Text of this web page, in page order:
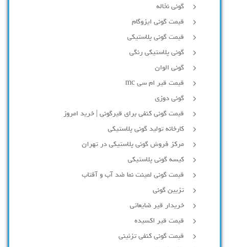
گونی نخاله
قیمت گونی ایزوگام
قیمت گونی پلاستیکی
گونی پلاستیکی رنگی
گونی الوان
قیمت قیر ام سی mc
گونی دوزی
قیمت گونی کنفی برای قیرگونی | خرید امروز
کارخانه تولید گونی پلاستیکی
مرکز فروش گونی پلاستیکی در تهران
کیسه گونی پلاستیکی
قیمت گونی لمینت نما ضد آب و آفتاب
تزیین گونی
خریدار قیر ضایعاتی
قیمت قیر اکسیده
قیمت گونی کنفی تزئینی